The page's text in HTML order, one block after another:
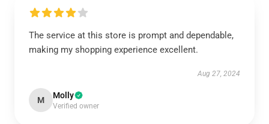
The service at this store is prompt and dependable,
making my shopping experience excellent.
Aug 27, 2024
M Molly
Verified owner